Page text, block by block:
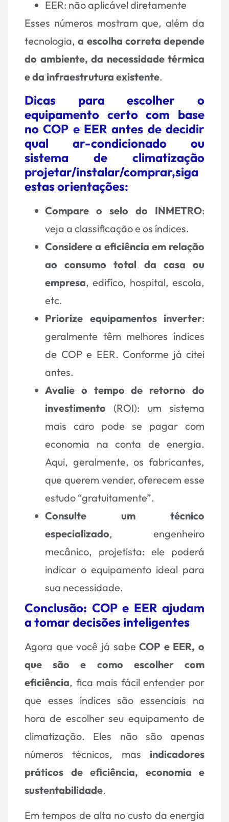
EER: não aplicável diretamente
Esses números mostram que, além da
tecnologia,a escolha correta depende
do ambiente, da necessidade térmica
e da infraestrutura existente.
Dicas para escolher o
equipamento certo com base
no COP e EER antes de decidir
qual ar-condicionado ou
sistema de climatização
projetar/instalar/comprar,siga
estas orientações:
Compare o selo do INMETRO:
veja a classificação e os índices.
Considere a eficiência em relação
ao consumo total da casa ou
empresa, edifíco, hospital, escola,
etc.
Priorize equipamentos inverter:
geralmente têm melhores índices
de COP e EER. Conforme já citei
antes.
Avalie o tempo de retorno do
investimento (ROI): um sistema
mais caro pode se pagar com
economia na conta de energia.
Aqui, geralmente, os fabricantes,
que querem vender, oferecem esse
estudo “gratuitamente”.
Consulte um técnico
especializado, engenheiro
mecânico, projetista: ele poderá
indicar o equipamento ideal para
sua necessidade.
Conclusão: COP e EER ajudam
a tomar decisões inteligentes
Agora que você já sabeCOP e EER, o
que são e como escolher com
eficiência, fica mais fácil entender por
que esses índices são essenciais na
hora de escolher seu equipamento de
climatização. Eles não são apenas
números técnicos, mas indicadores
práticos de eficiência, economia e
sustentabilidade.
Em tempos de alta no custo da energia